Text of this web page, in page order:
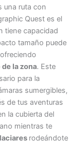
una ruta con
Quest es el
tiene capacidad
tamaño puede
la zona. Este
para la
sumergibles,
de tus aventuras
la cubierta del
mientras te
rodeándote